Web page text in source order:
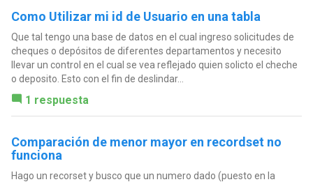
Como Utilizar mi id de Usuario en una tabla
Que tal tengo una base de datos en el cual ingreso solicitudes de
cheques o depósitos de diferentes departamentos y necesito
llevar un control en el cual se vea reflejado quien solicto el cheche
o deposito. Esto con el fin de deslindar...
1 respuesta
Comparación de menor mayor en recordset no
funciona
Hago un recorset y busco que un numero dado (puesto en la